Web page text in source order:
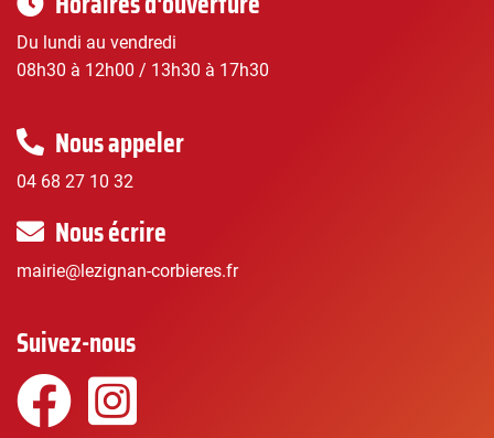
Du lundi au vendredi
08h30 à 12h00 / 13h30 à 17h30
Nous appeler
04 68 27 10 32
Nous écrire
mairie@lezignan-corbieres.fr
Suivez-nous
Facebook